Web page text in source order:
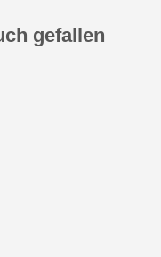
gefallen